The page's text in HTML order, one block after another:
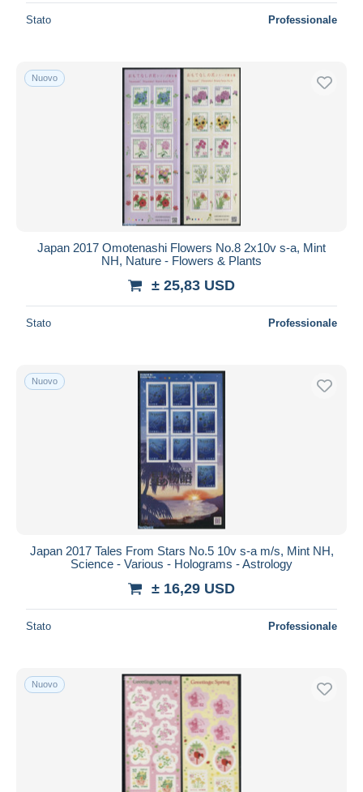
Stato Professionale
Nuovo
Japan 2017 Omotenashi Flowers No.8 2x10v s-a, Mint
NH, Nature - Flowers & Plants
± 25,83 USD
Stato Professionale
Nuovo
Japan 2017 Tales From Stars No.5 10v s-a m/s, Mint NH,
Science - Various - Holograms - Astrology
± 16,29 USD
Stato Professionale
Nuovo